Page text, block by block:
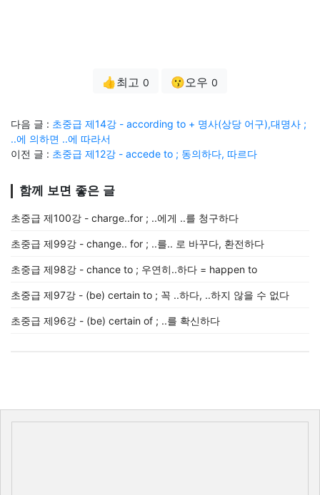
👍최고 0 😗오우 0
다음 글 : 초중급 제14강 - according to + 명사(상당 어구),대명사 ;
..에 의하면 ..에 따라서
이전 글 : 초중급 제12강 - accede to ; 동의하다, 따르다
함께 보면 좋은 글
초중급 제100강 - charge..for ; ..에게 ..를 청구하다
초중급 제99강 - change.. for ; ..를.. 로 바꾸다, 환전하다
초중급 제98강 - chance to ; 우연히..하다 = happen to
초중급 제97강 - (be) certain to ; 꼭 ..하다, ..하지 않을 수 없다
초중급 제96강 - (be) certain of ; ..를 확신하다